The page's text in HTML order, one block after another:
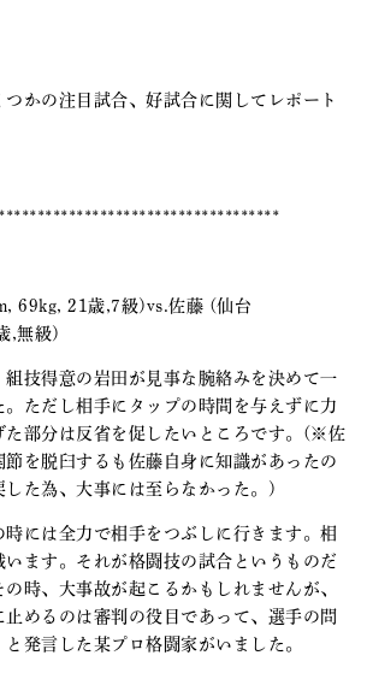
かの注目試合、好試合に関してレポート
69kg, 21歳,7級)vs.佐藤 (仙台
,無級)
組技得意の岩田が見事な腕絡みを決めて一
。ただし相手にタップの時間を与えずに力
た部分は反省を促したいところです。(※佐
節を脱臼するも佐藤自身に知識があったの
した為、大事には至らなかった。)
時には全力で相手をつぶしに行きます。相
ます。それが格闘技の試合というものだ
の時、大事故が起こるかもしれませんが、
止めるのは審判の役目であって、選手の問
発言した某プロ格闘家がいました。